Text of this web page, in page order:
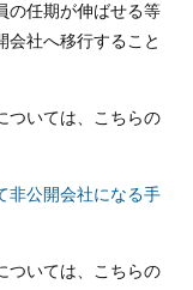
の任期が伸ばせる等
会社へ移行すること
ついては、こちらの
非公開会社になる手
ついては、こちらの